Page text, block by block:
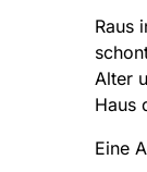
Raus
Alter
Haus
Eine